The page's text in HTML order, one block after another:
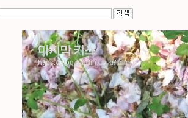
마지막 키스
https://blog.aladin.co.kr/fallen77